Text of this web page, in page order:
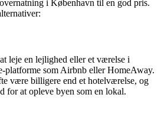
i København til en god pris.
leje en lejlighed eller et værelse i
platforme som Airbnb eller HomeAway.
være billigere end et hotelværelse, og
for at opleve byen som en lokal.